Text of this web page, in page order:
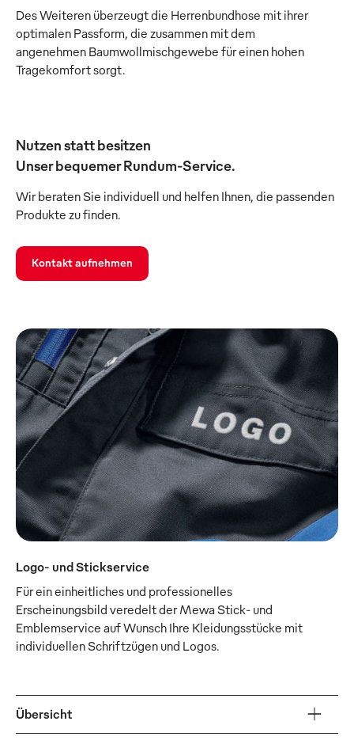
Des Weiteren überzeugt die Herrenbundhose mit ihrer
optimalen Passform, die zusammen mit dem
angenehmen Baumwollmischgewebe für einen hohen
Tragekomfort sorgt.
Nutzen statt besitzen
Unser bequemer Rundum-Service.
Wir beraten Sie individuell und helfen Ihnen, die passenden
Produkte zu finden.
Kontakt aufnehmen
Logo- und Stickservice
Für ein einheitliches und professionelles
Erscheinungsbild veredelt der Mewa Stick- und
Emblemservice auf Wunsch Ihre Kleidungsstücke mit
individuellen Schriftzügen und Logos.
Übersicht